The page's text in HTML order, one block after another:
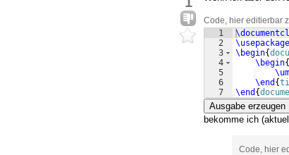
Code, hier editierbar
1
2
3
4
5
6
7
\usepackage
\begin{
\begin{
\end {
\end {
Ausgabe erzeugen
bekomme ich
Code, hier